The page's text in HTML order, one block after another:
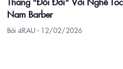
Nam Barber
Bởi 4RAU · 12/02/2026